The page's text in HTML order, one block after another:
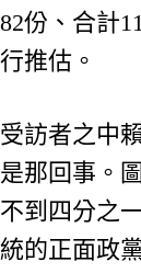
份、合計
推估。
訪者之中
那回事。
到四分之
的正面政